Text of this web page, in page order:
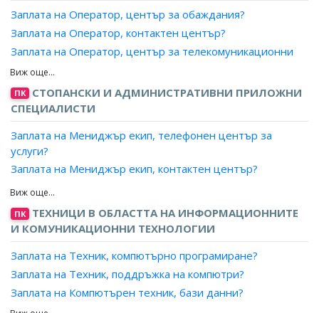
Заплата на Експерт, капитално строителство?
Заплата на Експерт, инженеринг?
Заплата на Експерт, логистика?
Заплата на Бизнес консултант?
Заплата на Консултант по управление?
Заплата на Анализатор, ефективност на търговската
дейност?
Заплата на Одитор, качество?
Заплата на Организатор, стопански дейности?
Заплата на Организатор, ремонт и поддръжка?
Заплата на Координатор производство?
Заплата на Специалист, сигурност?
Заплата на Специалист, комуникации?
Заплата на Специалист, логистика?
Заплата на Специалист, качество?
Заплата на Специалист, технически контрол?
Заплата на Оператор, център за обаждания?
Заплата на Оператор, контактен център?
Заплата на Оператор, център за телекомуникационни
услуги?
Заплата на Специалист, телефон на зрителя?
Заплата на Информатор, пътническо обслужване?
ПК СТОПАНСКИ И АДМИНИСТРАТИВНИ ПРИЛОЖНИ
СПЕЦИАЛИСТИ
Заплата на Мениджър екип, телефонен център за
услуги?
Заплата на Мениджър екип, контактен център?
Заплата на Мениджър екип?
Заплата на Офис мениджър?
Заплата на Административен специалист с контролни
функции?
Заплата на Специалист с контролни функции, въвеждане
на данни?
Заплата на Специалист с контролни функции,
деловодство и архив?
ПК ТЕХНИЦИ В ОБЛАСТТА НА ИНФОРМАЦИОННИТЕ
И КОМУНИКАЦИОННИ ТЕХНОЛОГИИ
Заплата на Техник, компютърно програмиране?
Заплата на Техник, поддръжка на компютри?
Заплата на Компютърен техник, бази данни?